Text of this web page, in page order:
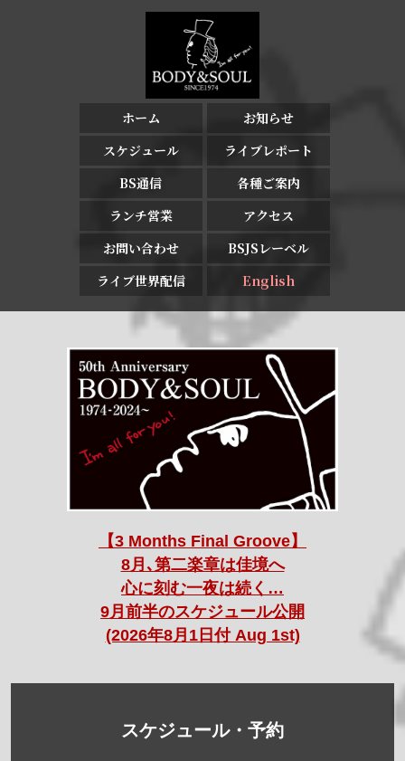
ホーム
お知らせ
スケジュール
ライブレポート
BS通信
各種ご案内
ランチ営業
アクセス
お問い合わせ
BSJSレーベル
ライブ世界配信
English
【3 Months Final Groove】
8月､第二楽章は佳境へ
心に刻む一夜は続く…
9月前半のスケジュール公開
(2026年8月1日付 Aug 1st)
スケジュール・予約